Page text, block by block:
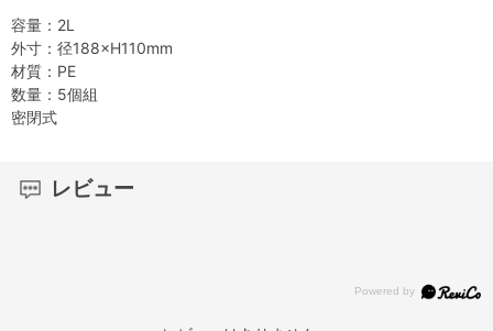
容量：2L
外寸：径188×H110mm
材質：PE
数量：5個組
密閉式
レビュー